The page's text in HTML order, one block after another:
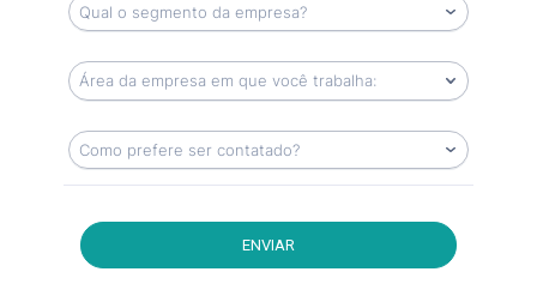
ENVIAR